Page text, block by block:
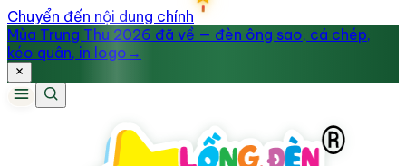
Chuyển đến nội dung chính
Mùa Trung Thu 2026 đã về — đèn ông sao, cá chép,
kéo quân, in logo →